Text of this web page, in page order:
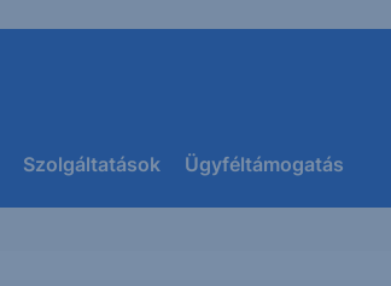
Szolgáltatások Ügyféltámogatás